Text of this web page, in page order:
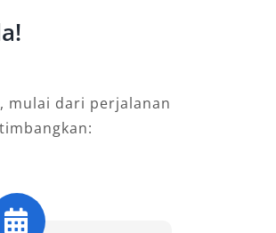
mulai dari perjalanan